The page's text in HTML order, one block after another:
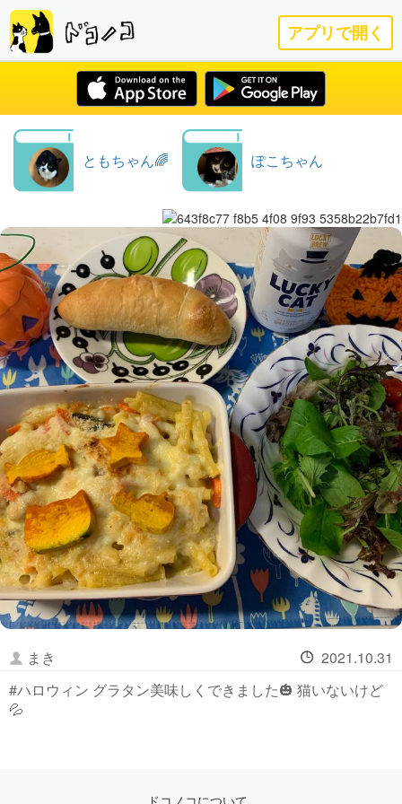
アプリで開く
ともちゃん🌈 ぽこちゃん
まき
2021.10.31
#ハロウィン グラタン美味しくできました🎃 猫いないけど
💦